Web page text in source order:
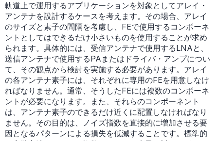
軌道上で運用するアプリケーションを対象としてアレイ・
アンテナを設計するケースを考えます。その場合、アレイ
のサイズと素子の間隔を考慮し、FEで使用するコンポーネ
ントとしてはできるだけ小さいものを使用することが求め
られます。具体的には、受信アンテナで使用するLNAと、
送信アンテナで使用するPAまたはドライバ・アンプについ
て、その観点から検討を実施する必要があります。アレイ
の各アンテナ素子には、それぞれに専用のFEを用意しなけ
ればなりません。通常、そうしたFEには複数のコンポーネ
ントが必要になります。また、それらのコンポーネント
は、アンテナ素子のできるだけ近くに配置しなければなり
ません。その目的は、ノイズ指数を直接的に増加させる要
因となるパターンによる損失を低減することです。標準的